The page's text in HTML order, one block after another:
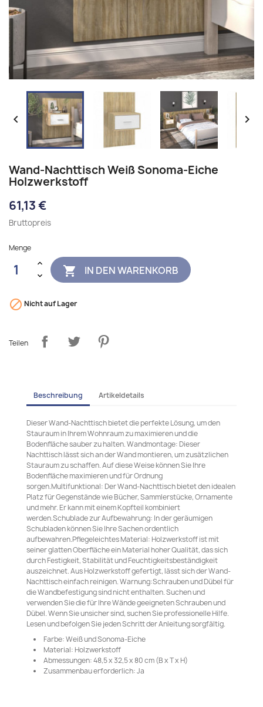
 
Wand-Nachttisch Weiß Sonoma-Eiche
Holzwerkstoff
61,13 €
Bruttopreis
Menge
 IN DEN WARENKORB
 Nicht auf Lager
Teilen
Beschreibung Artikeldetails
Dieser Wand-Nachttisch bietet die perfekte Lösung, um den
Stauraum in Ihrem Wohnraum zu maximieren und die
Bodenfläche sauber zu halten. Wandmontage: Dieser
Nachttisch lässt sich an der Wand montieren, um zusätzlichen
Stauraum zu schaffen. Auf diese Weise können Sie Ihre
Bodenfläche maximieren und für Ordnung
sorgen.Multifunktional: Der Wand-Nachttisch bietet den idealen
Platz für Gegenstände wie Bücher, Sammlerstücke, Ornamente
und mehr. Er kann mit einem Kopfteil kombiniert
werden.Schublade zur Aufbewahrung: In der geräumigen
Schubladen können Sie Ihre Sachen ordentlich
aufbewahren.Pflegeleichtes Material: Holzwerkstoff ist mit
seiner glatten Oberfläche ein Material hoher Qualität, das sich
durch Festigkeit, Stabilität und Feuchtigkeitsbeständigkeit
auszeichnet. Aus Holzwerkstoff gefertigt, lässt sich der Wand-
Nachttisch einfach reinigen. Warnung:Schrauben und Dübel für
die Wandbefestigung sind nicht enthalten. Suchen und
verwenden Sie die für Ihre Wände geeigneten Schrauben und
Dübel. Wenn Sie unsicher sind, suchen Sie professionelle Hilfe.
Lesen und befolgen Sie jeden Schritt der Anleitung sorgfältig.
Farbe: Weiß und Sonoma-Eiche
Material: Holzwerkstoff
Abmessungen: 48,5 x 32,5 x 80 cm (B x T x H)
Zusammenbau erforderlich: Ja